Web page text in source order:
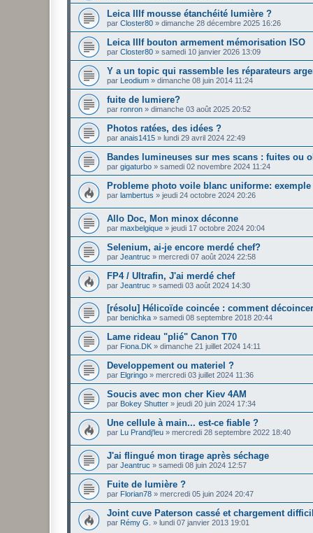
Leica IIIf mousse étanchéité lumière ?
par Closter80 » dimanche 28 décembre 2025 16:26
Leica IIIf bouton armement mémorisation ISO
par Closter80 » samedi 10 janvier 2026 13:09
Y a un topic qui rassemble les réparateurs
par Leodium » dimanche 08 juin 2014 11:24
fuite de lumiere?
par ronron » dimanche 03 août 2025 20:52
Photos ratées, des idées ?
par anais1415 » lundi 29 avril 2024 22:49
Bandes lumineuses sur mes scans : fuites ou
par gigaturbo » samedi 02 novembre 2024 11:24
Probleme photo voile blanc uniforme: exemple
par lambertus » jeudi 24 octobre 2024 20:26
Allo Doc, Mon minox déconne
par maxbelgique » jeudi 17 octobre 2024 20:04
Selenium, ai-je encore merdé chef?
par Jeantruc » mercredi 07 août 2024 22:58
FP4 / Ultrafin, J'ai merdé chef
par Jeantruc » samedi 03 août 2024 14:30
[résolu] Hélicoïde coincée : comment
par benichka » samedi 08 septembre 2018 20:44
Lame rideau "plié" Canon T70
par Fiona.DK » dimanche 21 juillet 2024 14:11
Developpement ou materiel ?
par Elgringo » mercredi 03 juillet 2024 11:36
Soucis avec mon cher Kiev 4AM
par Bokey Shutter » jeudi 20 juin 2024 17:34
Une cellule à main... est-ce fiable ?
par Lu Prandj'leu » mercredi 28 septembre 2022 18:40
J'ai flingué mon tirage après séchage
par Jeantruc » samedi 08 juin 2024 12:57
Fuite de lumière ?
par Florian78 » mercredi 05 juin 2024 20:47
Joint cuve Paterson cassé et chargement
par Rémy G. » lundi 07 janvier 2013 19:01